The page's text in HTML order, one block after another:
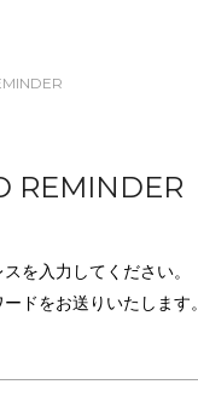
REMINDER
を入力してください。
ドをお送りいたします。